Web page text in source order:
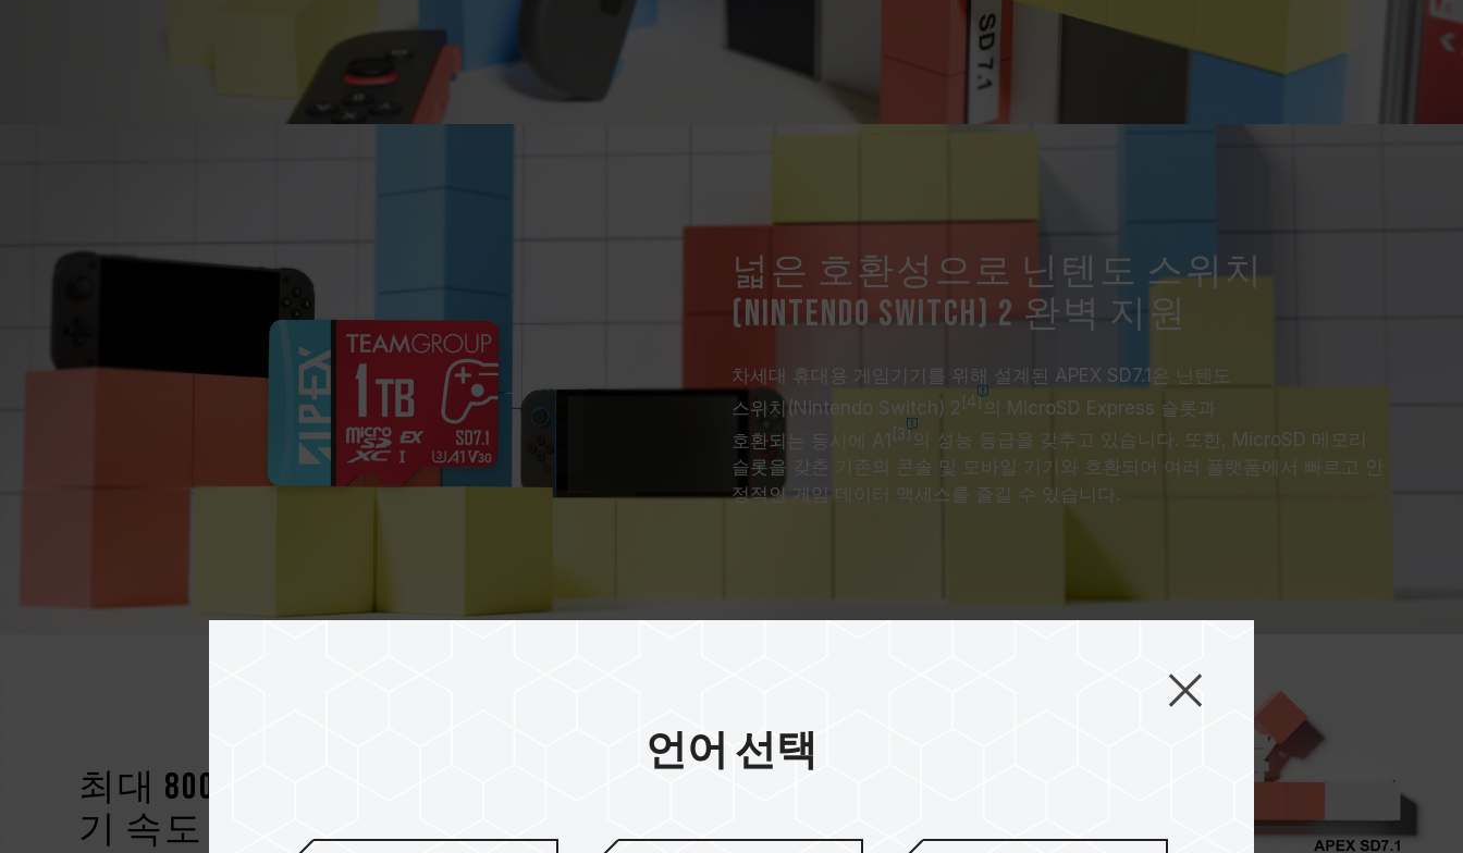
넓은 호환성으로 닌텐도 스위치
(Nintendo Switch) 2 완벽 지원
차세대 휴대용 게임기기를 위해 설계된 APEX SD7.1은 닌텐도
스위치(Nintendo Switch) 2 [4]의 MicroSD Express 슬롯과
호환되는 동시에 A1 [3]의 성능 등급을 갖추고 있습니다. 또한, MicroSD 메모리
슬롯을 갖춘 기존의 콘솔 및 모바일 기기와 호환되어 여러 플랫폼에서 빠르고 안
정적인 게임 데이터 액세스를 즐길 수 있습니다.
최대 800MB/s과 700MB/s의 고속 읽기/쓰
기 속도
언어 선택